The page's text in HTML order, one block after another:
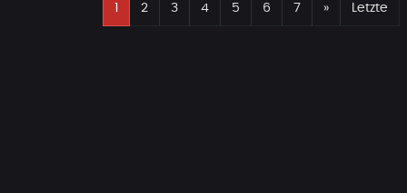
2 3 4 5 6 7 »Nächste
Letzte